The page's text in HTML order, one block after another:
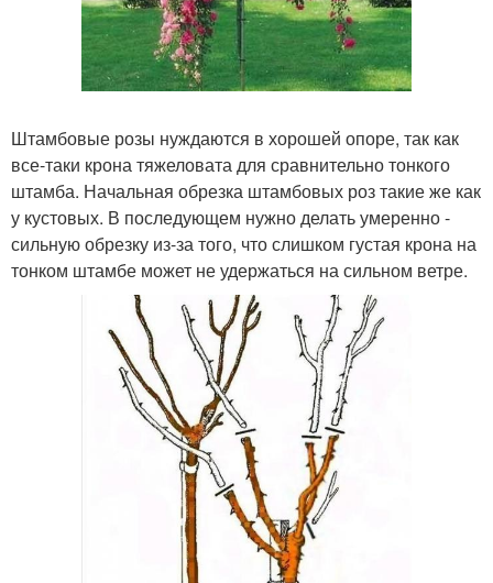
Штамбовые розы нуждаются в хорошей опоре, так как
все-таки крона тяжеловата для сравнительно тонкого
штамба. Начальная обрезка штамбовых роз такие же как
у кустовых. В последующем нужно делать умеренно -
сильную обрезку из-за того, что слишком густая крона на
тонком штамбе может не удержаться на сильном ветре.